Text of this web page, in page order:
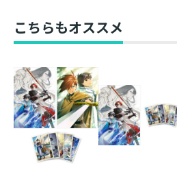
ミックス）
こちらもオススメ